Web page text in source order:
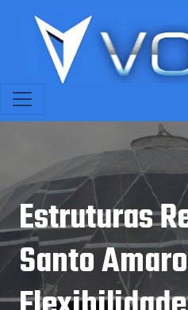
Estruturas
Santo